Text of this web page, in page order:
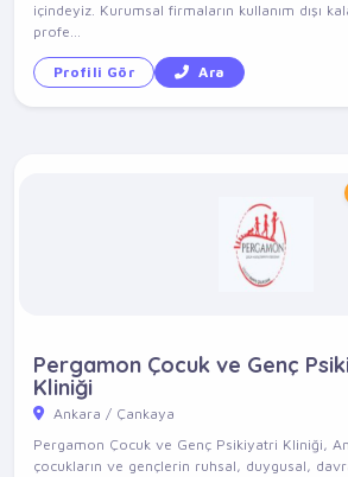
içindeyiz. Kurumsal firmaların kullanım dışı
profe...
Profili Gör Ara
Pergamon Çocuk ve Genç
Kliniği
Ankara / Çankaya
Pergamon Çocuk ve Genç Psikiyatri Kliniği,
çocukların ve gençlerin ruhsal, duygusal,